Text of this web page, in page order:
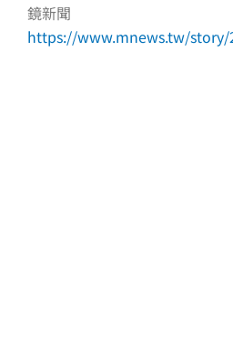
鏡新聞
https://www.mnews.tw/story/